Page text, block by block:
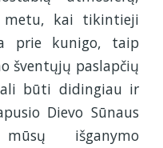
metu, kai tikintieji
prie kunigo, taip
šventųjų paslapčių
būti didingiau ir
Dievo Sūnaus
išganymo